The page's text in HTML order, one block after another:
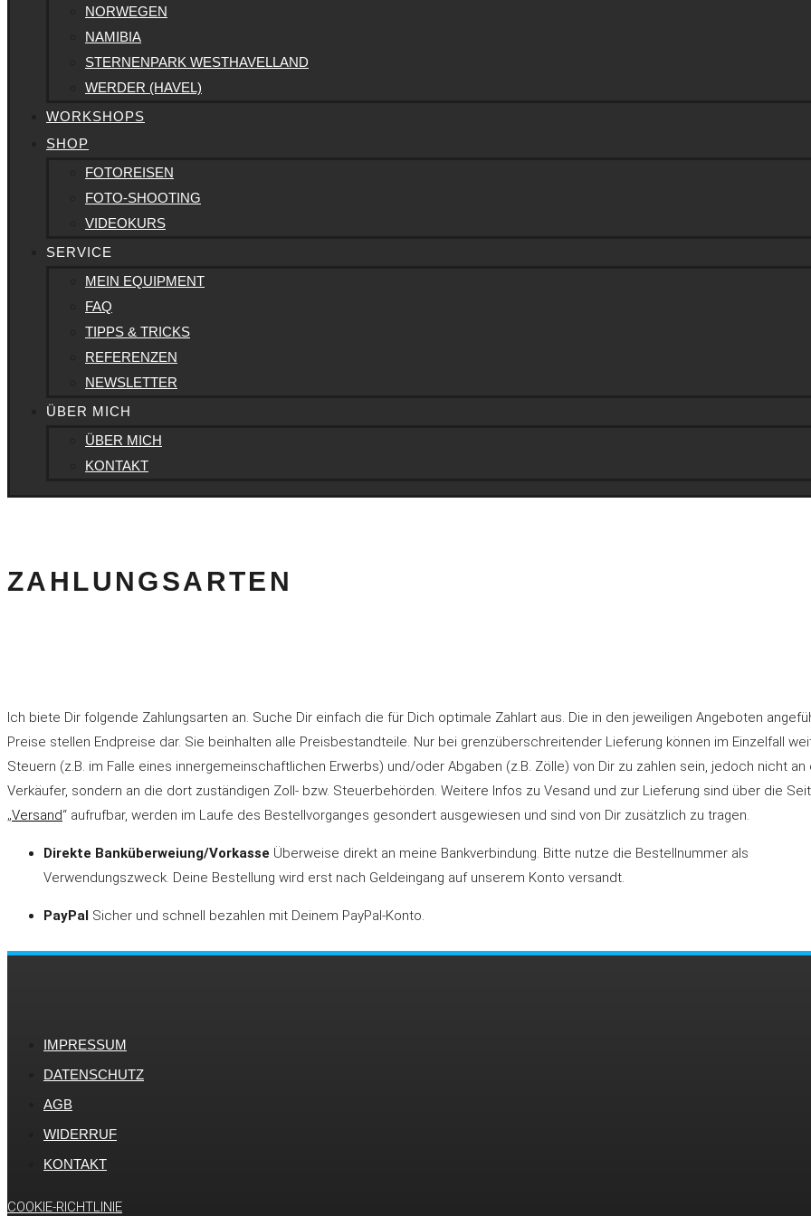
NORWEGEN
NAMIBIA
STERNENPARK WESTHAVELLAND
WERDER (HAVEL)
WORKSHOPS
SHOP
FOTOREISEN
FOTO-SHOOTING
VIDEOKURS
SERVICE
MEIN EQUIPMENT
FAQ
TIPPS & TRICKS
REFERENZEN
NEWSLETTER
ÜBER MICH
ÜBER MICH
KONTAKT
ZAHLUNGSARTEN
Ich biete Dir folgende Zahlungsarten an. Suche Dir einfach die für Dich optimale Zahlart aus. Die in den jeweiligen Angeboten
Preise stellen Endpreise dar. Sie beinhalten alle Preisbestandteile. Nur bei grenzüberschreitender Lieferung können im Einzelfall
Steuern (z.B. im Falle eines innergemeinschaftlichen Erwerbs) und/oder Abgaben (z.B. Zölle) von Dir zu zahlen sein, jedoch nicht an
Verkäufer, sondern an die dort zuständigen Zoll- bzw. Steuerbehörden. Weitere Infos zu Vesand und zur Lieferung sind über die
„Versand“ aufrufbar, werden im Laufe des Bestellvorganges gesondert ausgewiesen und sind von Dir zusätzlich zu tragen.
Direkte Banküberweiung/Vorkasse Überweise direkt an meine Bankverbindung. Bitte nutze die Bestellnummer als
Verwendungszweck. Deine Bestellung wird erst nach Geldeingang auf unserem Konto versandt.
PayPal Sicher und schnell bezahlen mit Deinem PayPal-Konto.
IMPRESSUM
DATENSCHUTZ
AGB
WIDERRUF
KONTAKT
COOKIE-RICHTLINIE